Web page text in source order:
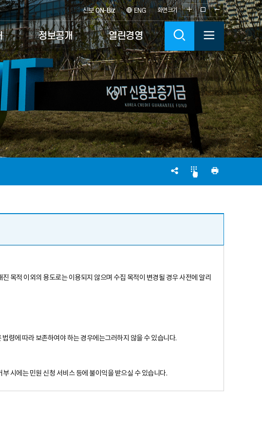
신보ON-Biz ENG 화면크기
화
면
확
대
화
면
크
100%
화
면
크
기
축
소
정보공개 열린경영
색
전
체
메
뉴
열
기
SNS
인
목적 이외의 용도로는 이용되지 않으며 수집 목적이 변경될 경우 사전에 알리
령에 따라 보존하여야 하는 경우에는그러하지 않을 수 있습니다.
시에는 민원 신청 서비스 등에 불이익을 받으실 수 있습니다.